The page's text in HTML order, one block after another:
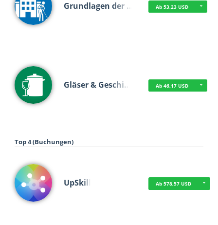
Grundlagen der … Ab 53,23 USD
Gläser & Geschi… Ab 46,17 USD
Top 4 (Buchungen)
UpSkill Ab 578,57 USD